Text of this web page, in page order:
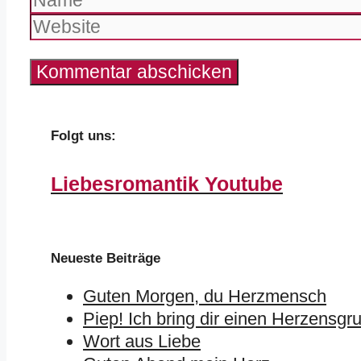
Folgt uns:
Liebesromantik Youtube
Neueste Beiträge
Guten Morgen, du Herzmensch
Piep! Ich bring dir einen
Wort aus Liebe